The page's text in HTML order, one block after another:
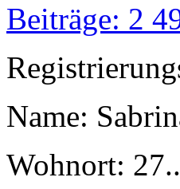
Beiträge: 2
Name:
Wohnort: